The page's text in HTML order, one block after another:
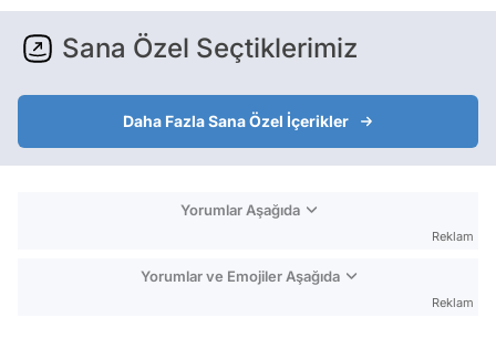
Sana Özel Seçtiklerimiz
Daha Fazla Sana Özel İçerikler
Yorumlar Aşağıda
Reklam
Yorumlar ve Emojiler Aşağıda
Reklam